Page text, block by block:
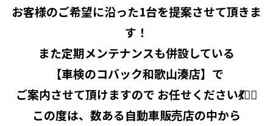
お客様のご希望に沿った1台を提案させて頂きま
す！
また定期メンテナンスも併設している
【車検のコバック和歌山湊店】で
ご案内させて頂けますので お任せください💃🧞‍♂️
この度は、数ある自動車販売店の中から